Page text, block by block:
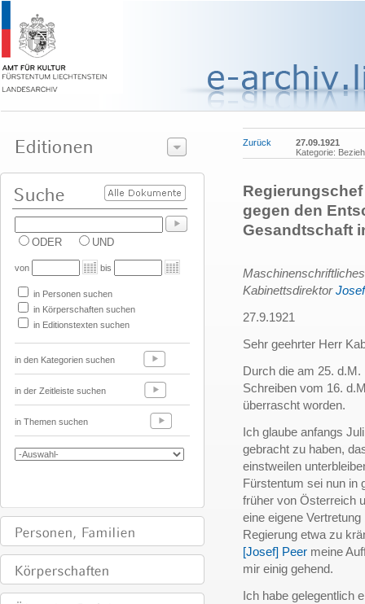
ODER UND
von bis
in Personen suchen
in Körperschaften suchen
in Editionstexten suchen
in den Kategorien suchen
in der Zeitleiste suchen
in Themen suchen
Zurück
27.09.1921
Kategorie:
gegen den
Gesandtschaft
Kabinettsdirektor
27.9.1921
Sehr geehrter Herr
Durch die am 25.
Schreiben vom 16.
überrascht worden.
Ich glaube anfangs
gebracht zu haben,
einstweilen
Fürstentum sei nun in
früher von Österreich
eine eigene
Regierung etwa zu
[Josef] Peer meine
mir einig gehend.
Ich habe gelegentlich